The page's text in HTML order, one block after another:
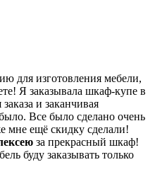
для изготовления мебели,
Я заказывала шкаф-купе в
и заканчивая
Все было сделано очень
мне ещё скидку сделали!
за прекрасный шкаф!
буду заказывать только